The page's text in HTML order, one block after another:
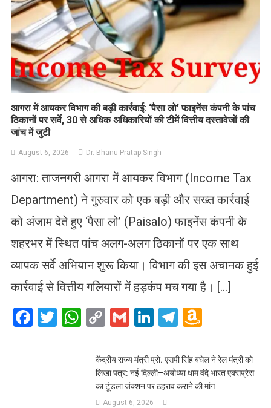
आगरा में आयकर विभाग की बड़ी कार्रवाई: ‘पैसा लो’ फाइनेंस कंपनी के पांच
ठिकानों पर सर्वे, 30 से अधिक अधिकारियों की टीमें वित्तीय दस्तावेजों की
जांच में जुटी
August 6, 2026 Dr. Bhanu Pratap Singh
आगरा: ताजनगरी आगरा में आयकर विभाग (Income Tax
Department) ने गुरुवार को एक बड़ी और सख्त कार्रवाई
को अंजाम देते हुए ‘पैसा लो’ (Paisalo) फाइनेंस कंपनी के
शहरभर में स्थित पांच अलग-अलग ठिकानों पर एक साथ
व्यापक सर्वे अभियान शुरू किया। विभाग की इस अचानक हुई
कार्रवाई से वित्तीय गलियारों में हड़कंप मच गया है। […]
Facebook
Twitter
WhatsApp
CopyGmailLinkedIn
Telegram
Amazon
List
केंद्रीय राज्य मंत्री प्रो. एसपी सिंह बघेल ने रेल मंत्री को
लिखा पत्र: नई दिल्ली–अयोध्या धाम वंदे भारत एक्सप्रेस
का टूंडला जंक्शन पर ठहराव कराने की मांग
August 6, 2026